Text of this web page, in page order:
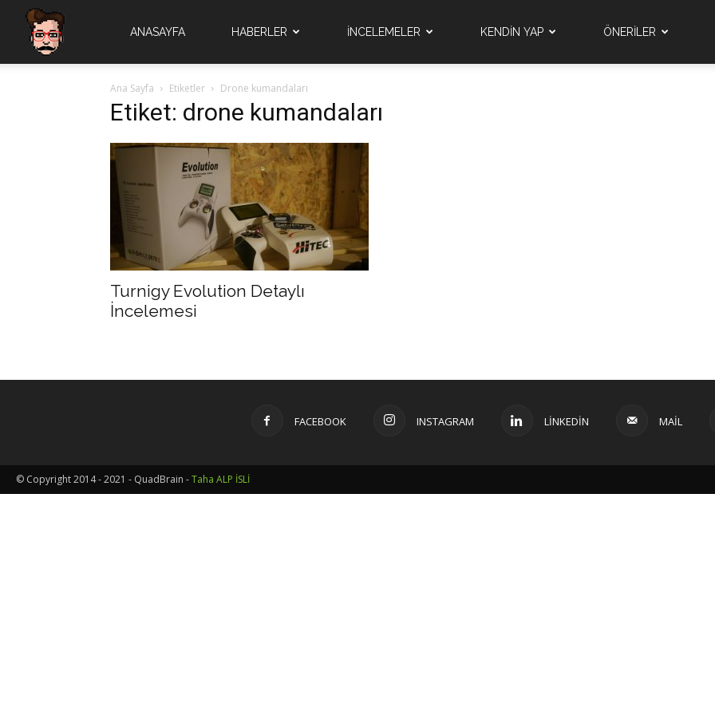
ANASAYFA HABERLER İNCELEMELER KENDİN YAP ÖNERİLER
Ana Sayfa Etiketler Drone kumandaları
Etiket: drone kumandaları
Turnigy Evolution Detaylı
İncelemesi
FACEBOOK INSTAGRAM LINKEDIN MAIL
© Copyright 2014 - 2021 - QuadBrain -Taha ALP İSLİ